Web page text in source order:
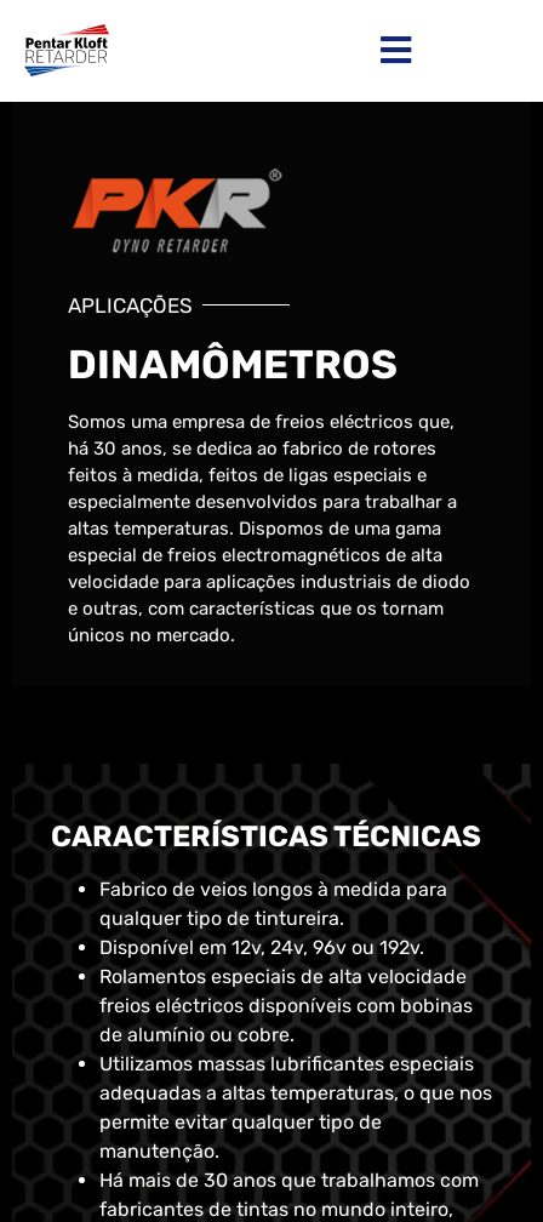
APLICAÇÕES
DINAMÔMETROS
Somos uma empresa de freios eléctricos que,
há 30 anos, se dedica ao fabrico de rotores
feitos à medida, feitos de ligas especiais e
especialmente desenvolvidos para trabalhar a
altas temperaturas. Dispomos de uma gama
especial de freios electromagnéticos de alta
velocidade para aplicações industriais de diodo
e outras, com características que os tornam
únicos no mercado.
CARACTERÍSTICAS TÉCNICAS
Fabrico de veios longos à medida para
qualquer tipo de tintureira.
Disponível em 12v, 24v, 96v ou 192v.
Rolamentos especiais de alta velocidade
freios eléctricos disponíveis com bobinas
de alumínio ou cobre.
Utilizamos massas lubrificantes especiais
adequadas a altas temperaturas, o que nos
permite evitar qualquer tipo de
manutenção.
Há mais de 30 anos que trabalhamos com
fabricantes de tintas no mundo inteiro,